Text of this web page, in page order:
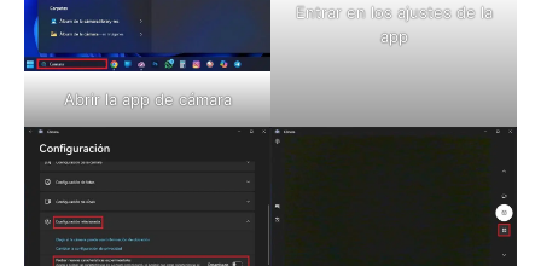
Abrir la app de cámara
Entrar en los ajustes de la
app